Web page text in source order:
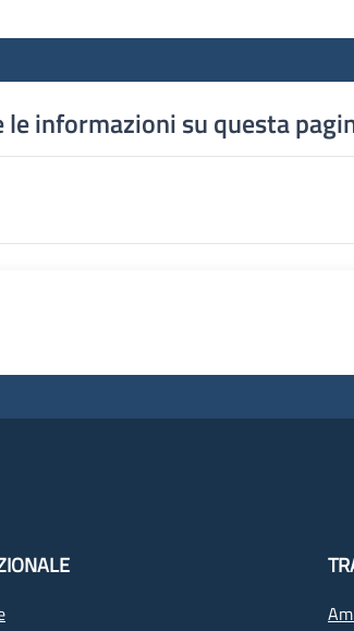
le informazioni su questa